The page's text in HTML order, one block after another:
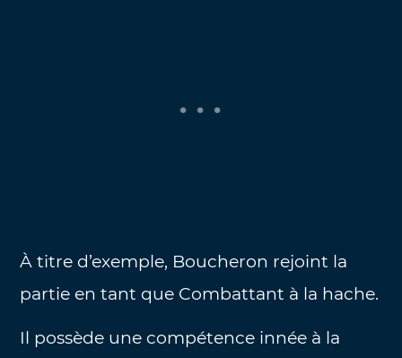
À titre d’exemple, Boucheron rejoint la
partie en tant que Combattant à la hache.
Il possède une compétence innée à la